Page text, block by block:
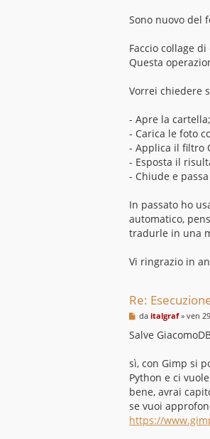
g
g
o
Sono nuovo del
Faccio collage
Questa
Vorrei chiedere
- Apre la cartella;
- Carica le foto
- Applica il filtro
- Esposta il
- Chiude e
In passato ho
automatico,
tradurle in una
Vi ringrazio in
Re:
M
s
s
g
i
o
da italgraf» ven
Salve
sì, con Gimp si
Python e ci
bene, avrai
se vuoi
https://